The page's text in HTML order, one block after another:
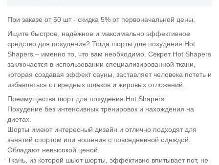
При заказе от 50 шт - скидка 5% от первоначальной цены.
Ищите быстрое, надёжное и максимально эффективное
средство для похудения? Тогда шорты для похудения Hot
Shapers – именно то, что вам необходимо. Секрет Hot Shapers
заключается в использовании специализированной ткани,
которая создавая эффект сауны, заставляет человека потеть и
избавляться от вредных шлаков и жировых отложений.
Преимущества шорт для похудения Hot Shapers:
Похудение без интенсивных тренировок и нахождения на
диетах.
Шорты имеют интересный дизайн и отлично подходят для
занятий спортом или ношения с повседневной одеждой.
Обладают невысокой ценой.
Ткань, из которой шьют шорты, эффективно впитывает пот, не